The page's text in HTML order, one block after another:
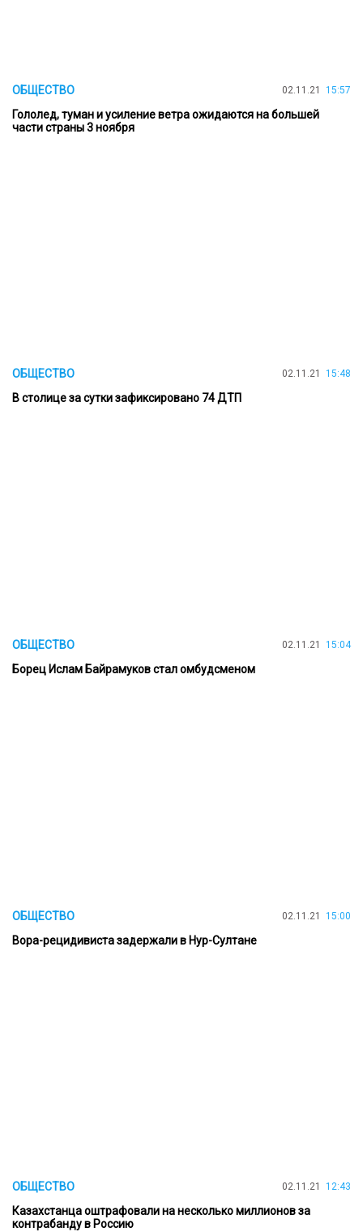
ОБЩЕСТВО 02.11.21 15:57
Гололед, туман и усиление ветра ожидаются на большей
части страны 3 ноября
ОБЩЕСТВО 02.11.21 15:48
В столице за сутки зафиксировано 74 ДТП
ОБЩЕСТВО 02.11.21 15:04
Борец Ислам Байрамуков стал омбудсменом
ОБЩЕСТВО 02.11.21 15:00
Вора-рецидивиста задержали в Нур-Султане
ОБЩЕСТВО 02.11.21 12:43
Казахстанца оштрафовали на несколько миллионов за
контрабанду в Россию